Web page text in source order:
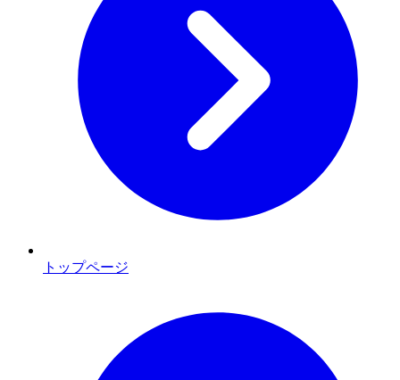
トップページ